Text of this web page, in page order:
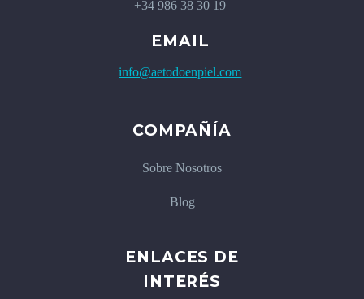
+34 986 38 30 19
EMAIL
info@aetodoenpiel.com
COMPAÑÍA
Sobre Nosotros
Blog
ENLACES DE
INTERÉS